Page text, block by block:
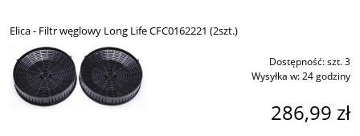
Elica - Filtr węglowy Long Life CFC0162221 (2szt.)
Dostępność:szt. 3
Wysyłka w:24 godziny
286,99 zł